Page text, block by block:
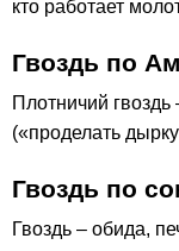
кто работает
Гвоздь по
Плотничий гвоздь
(«проделать
Гвоздь по
Гвоздь – обида,